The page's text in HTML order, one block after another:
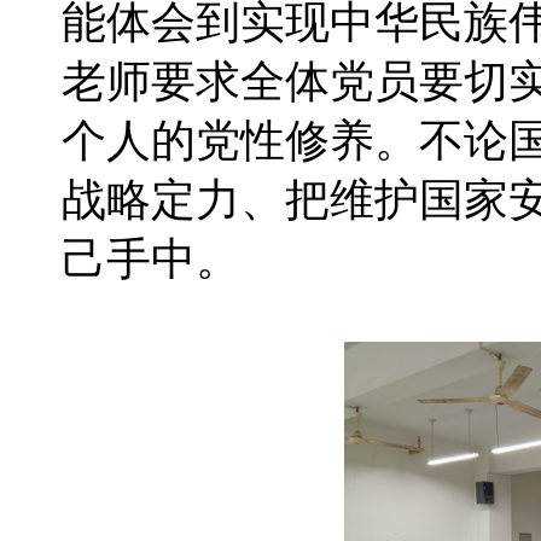
能体会到实现中华民族
老师要求全体党员要切
个人的党性修养。不论
战略定力、把维护国家
己手中。